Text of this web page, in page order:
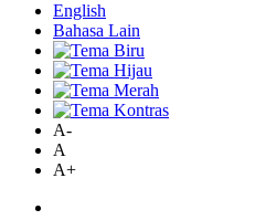
English
Bahasa Lain
A-
A
A+